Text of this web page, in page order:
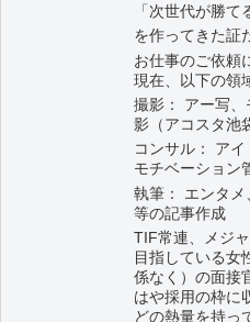
「次世代が勝て
を作ってきた証
お仕事のご依頼
現在、以下の領
撮影： アー写
影（アコスタ池
コンサル： ア
モチベーション
執筆： エンタ
等の記事作成
TIF常連、メジ
目指している女
係なく）の面接
はや採用の枠に
どの熱量を持っ